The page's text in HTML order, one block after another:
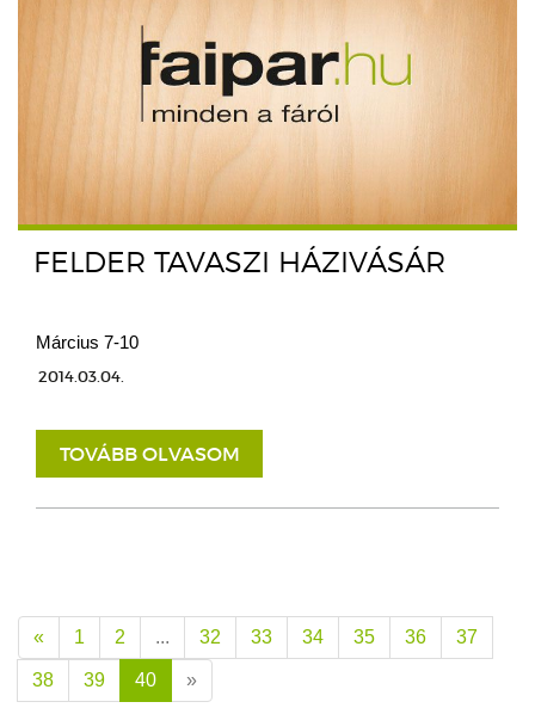
FELDER TAVASZI HÁZIVÁSÁR
Március 7-10
2014.03.04.
TOVÁBB OLVASOM
« 1 2 ... 32 33 34 35 36 37
38 39 40 »